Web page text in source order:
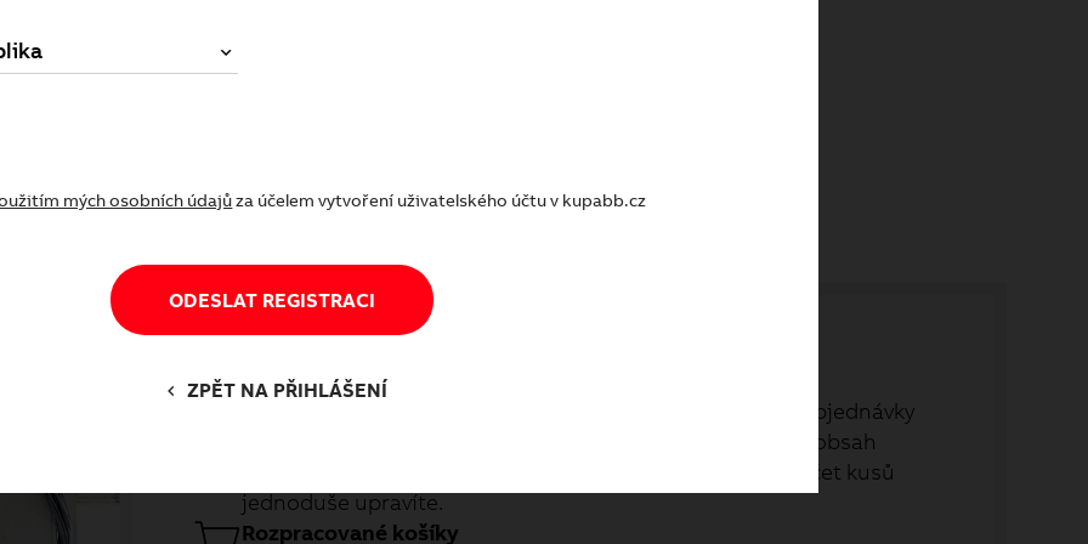
Výhody registrace
Získáte přístup k historii svých objednávek. Své dřívější objednávky
můžete využít k opakovanému nákupu - a to rovnou celý obsah
starší objednávky nebo jen ty položky, které vyberete. Počet kusů
jednoduše upravíte.
Rozpracované košíky
mých osobních údajůza účelem vytvoření uživatelského účtu v kupabb.cz
ODESLAT REGISTRACI
ZPĚT NA PŘIHLÁŠENÍ